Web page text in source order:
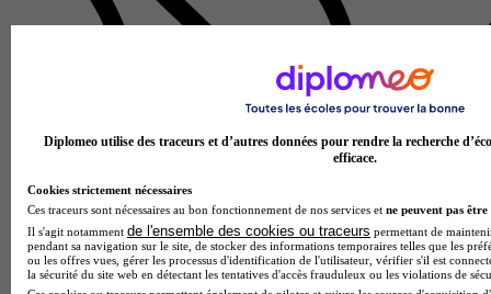
Institut national des jeunes aveugles Louis Braille
Paris 7e 75007
Le CAP Accordeur de pianos proposé par l'Institut national
hautement qualifiés dans l'art de l'accord et de l'entretien des
pia…
Diplomeo utilise des traceurs et d’autres données pour rendre la recherche
efficace.
Cookies strictement nécessaires
Ces traceurs sont nécessaires au bon fonctionnement de nos services et ne peuvent pas être
Il s'agit notamment de l'ensemble des cookies ou traceurs permettant de
pendant sa navigation sur le site, de stocker des informations temporaires telles que les
ou les offres vues, gérer les processus d'identification de l'utilisateur, vérifier s'il est
la sécurité du site web en détectant les tentatives d'accès frauduleux ou les violations de